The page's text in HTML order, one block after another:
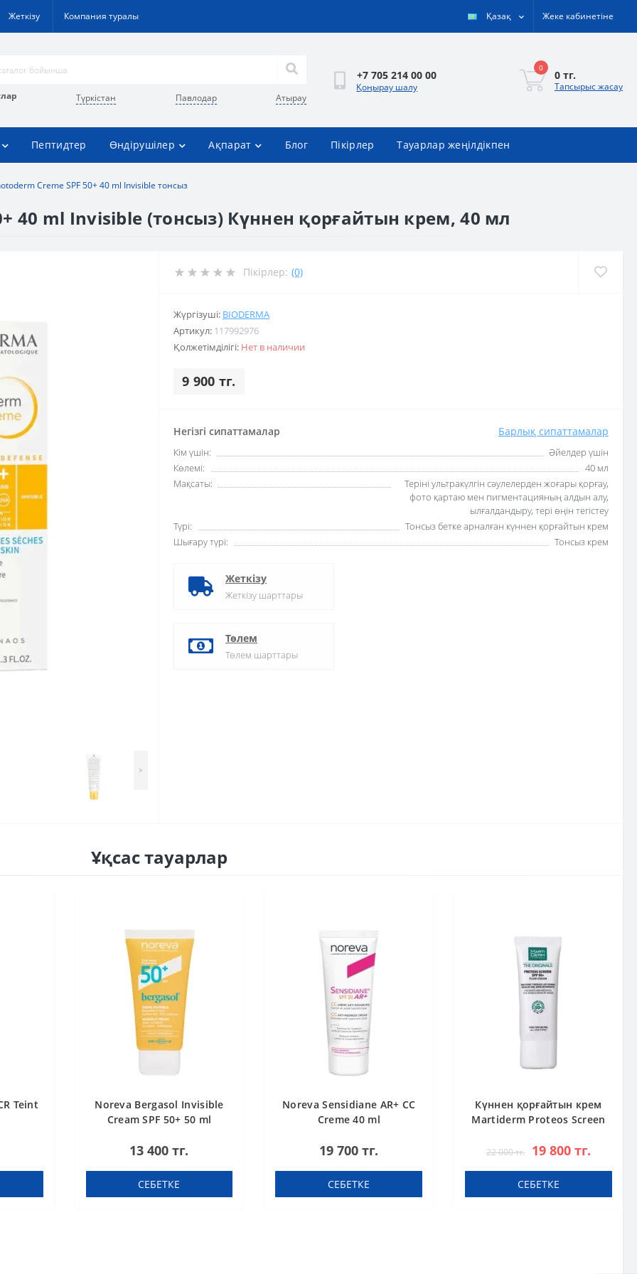
Жеткізу Компания туралы Қазақ Жеке кабинетіне
Түркістан Павлодар Атырау
+7 705 214 00 00
Қоңырау шалу
0
0 тг.
Тапсырыс жасау
Пептидтер Өндірушілер Ақпарат Блог Пікірлер Тауарлар жеңілдікпен
Creme SPF 50+ 40 ml Invisible тонсыз
40 ml Invisible (тонсыз) Күннен қорғайтын крем, 40 мл
>
Пікірлер: (0)
Жүргізуші: BIODERMA
Артикул: 117992976
Қолжетімділігі: Нет в наличии
9 900 тг.
Негізгі сипаттамалар Барлық сипаттамалар
Кім үшін:
Әйелдер үшін
Көлемі:
40 мл
Мақсаты:
Теріні ультракүлгін сәулелерден жоғары қорғау,
фото қартаю мен пигментацияның алдын алу,
ылғалдандыру, тері өңін тегістеу
Түрі:
Тонсыз бетке арналған күннен қорғайтын крем
Шығару түрі:
Тонсыз крем
Жеткізу
Жеткізу шарттары
Төлем
Төлем шарттары
Ұқсас тауарлар
Teint
Noreva Bergasol Invisible
Cream SPF 50+ 50 ml
13 400 тг.
СЕБЕТКЕ
Noreva Sensidiane AR+ CC
Creme 40 ml
19 700 тг.
СЕБЕТКЕ
Күннен қорғайтын крем
Martiderm Proteos Screen
22 000 тг. 19 800 тг.
СЕБЕТКЕ